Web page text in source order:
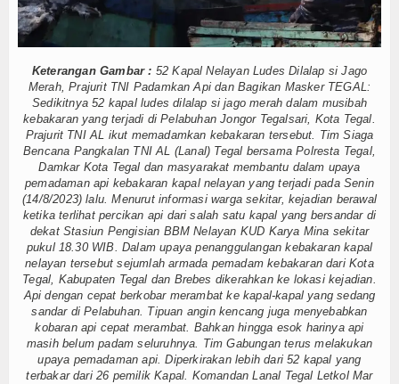
Kesehatan
Logistik
Maritim
Nasional
News
Olahraga
Perhubungan
Religi
Opini
Nelayan Merah Putih
Publik Lawan Pinjol Ilegal
5 Motor Harley Pretelan dari China Diselundupkan Lewat Tanjung
Esensi Perlindungan Nyawa
RI, Panglima TNI dan Kepala Staf Angkatan
Keterangan Gambar : 52 Kapal Nelayan Ludes Dilalap si Jago
Merah, Prajurit TNI Padamkan Api dan Bagikan Masker TEGAL:
Sedikitnya 52 kapal ludes dilalap si jago merah dalam musibah
kebakaran yang terjadi di Pelabuhan Jongor Tegalsari, Kota Tegal.
Prajurit TNI AL ikut memadamkan kebakaran tersebut. Tim Siaga
Bencana Pangkalan TNI AL (Lanal) Tegal bersama Polresta Tegal,
Damkar Kota Tegal dan masyarakat membantu dalam upaya
pemadaman api kebakaran kapal nelayan yang terjadi pada Senin
(14/8/2023) lalu. Menurut informasi warga sekitar, kejadian berawal
ketika terlihat percikan api dari salah satu kapal yang bersandar di
dekat Stasiun Pengisian BBM Nelayan KUD Karya Mina sekitar
pukul 18.30 WIB. Dalam upaya penanggulangan kebakaran kapal
nelayan tersebut sejumlah armada pemadam kebakaran dari Kota
Tegal, Kabupaten Tegal dan Brebes dikerahkan ke lokasi kejadian.
Api dengan cepat berkobar merambat ke kapal-kapal yang sedang
sandar di Pelabuhan. Tipuan angin kencang juga menyebabkan
kobaran api cepat merambat. Bahkan hingga esok harinya api
masih belum padam seluruhnya. Tim Gabungan terus melakukan
upaya pemadaman api. Diperkirakan lebih dari 52 kapal yang
terbakar dari 26 pemilik Kapal. Komandan Lanal Tegal Letkol Mar